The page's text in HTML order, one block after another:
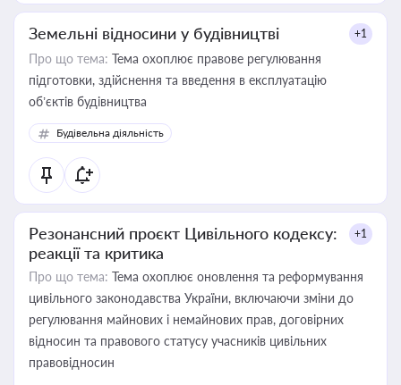
Земельні відносини у будівництві +1
Про що тема: Тема охоплює правове регулювання
підготовки, здійснення та введення в експлуатацію
об’єктів будівництва
Будівельна діяльність
Резонансний проєкт Цивільного кодексу:
реакції та критика
+1
Про що тема: Тема охоплює оновлення та реформування
цивільного законодавства України, включаючи зміни до
регулювання майнових і немайнових прав, договірних
відносин та правового статусу учасників цивільних
правовідносин